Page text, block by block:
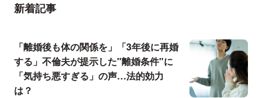
新着記事
「離婚後も体の関係を」「3年後に再婚
する」不倫夫が提示した"離婚条件"に
「気持ち悪すぎる」の声…法的効力
は？